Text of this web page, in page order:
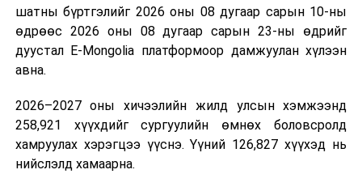
шатны бүртгэлийг 2026 оны 08 дугаар сарын 10-ны
өдрөөс 2026 оны 08 дугаар сарын 23-ны өдрийг
дуустал E-Mongolia платформоор дамжуулан хүлээн
авна.
2026–2027 оны хичээлийн жилд улсын хэмжээнд
258,921 хүүхдийг сургуулийн өмнөх боловсролд
хамруулах хэрэгцээ үүснэ. Үүний 126,827 хүүхэд нь
нийслэлд хамаарна.